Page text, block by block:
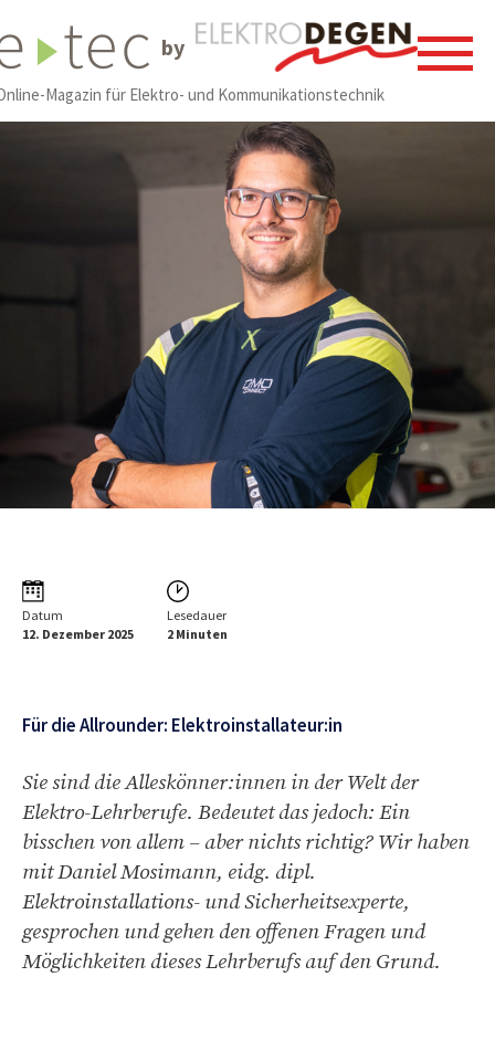
by
Magazin für Elektro- und Kommunikationstechnik
Datum
12. Dezember 2025
Lesedauer
2 Minuten
Für die Allrounder: Elektroinstallateur:in
Sie sind die Alleskönner:innen in der Welt der
Elektro-Lehrberufe. Bedeutet das jedoch: Ein
bisschen von allem – aber nichts richtig? Wir haben
mit Daniel Mosimann, eidg. dipl.
Elektroinstallations- und Sicherheitsexperte,
gesprochen und gehen den offenen Fragen und
Möglichkeiten dieses Lehrberufs auf den Grund.